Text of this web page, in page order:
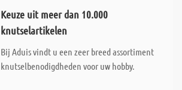
Keuze uit meer dan 10.000
knutselartikelen
Bij Aduis vindt u een zeer breed assortiment
knutselbenodigdheden voor uw hobby.